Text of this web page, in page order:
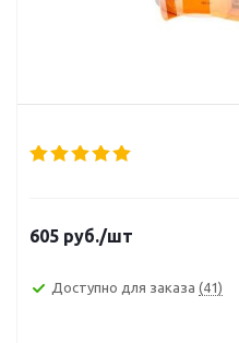
605 руб./шт
Доступно для заказа (41)